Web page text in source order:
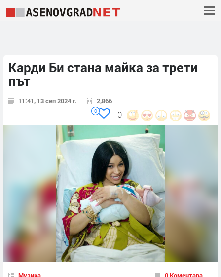
Карди Би стана майка за трети
път
11:41, 13 сеп 2024 г. 2,866
0
0
Музика 0 Коментара